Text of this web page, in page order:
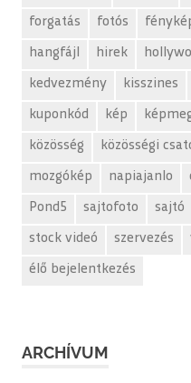
forgatás fotós
hangfájl hirek
kedvezmény kisszines
kuponkód kép
közösség közösségi
mozgókép napiajanlo
Pond5 sajtofoto sajtó
stock videó szervezés
élő bejelentkezés
ARCHÍVUM